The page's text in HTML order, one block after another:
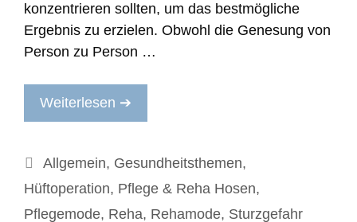
konzentrieren sollten, um das bestmögliche
Ergebnis zu erzielen. Obwohl die Genesung von
Person zu Person …
Weiterlesen ➔
Kategorien
Allgemein, Gesundheitsthemen,
Hüftoperation, Pflege & Reha Hosen,
Pflegemode, Reha, Rehamode, Sturzgefahr